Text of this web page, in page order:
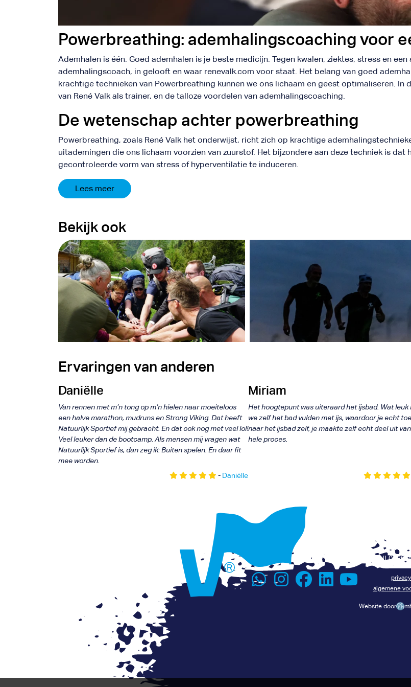
Powerbreathing: ademhalingscoaching voor
Ademhalen is één. Goed ademhalen is je beste medicijn. Tegen kwalen, ziektes, stress en
ademhalingscoach, in gelooft en waar renevalk.com voor staat. Het belang van goed
krachtige technieken van Powerbreathing kunnen we ons lichaam en geest optimaliseren.
van René Valk als trainer, en de talloze voordelen van ademhalingscoaching.
De wetenschap achter powerbreathing
Powerbreathing, zoals René Valk het onderwijst, richt zich op krachtige
uitademingen die ons lichaam voorzien van zuurstof. Het bijzondere aan deze techniek is
gecontroleerde vorm van stress of hyperventilatie te induceren.
Lees meer
Bekijk ook
Follow Me
Modules
Wim Hof
Fundamentals
Ervaringen van anderen
Daniëlle
Van rennen met m’n tong op m’n hielen naar moeiteloos
een halve marathon, mudruns en Strong Viking. Dat heeft
Natuurlijk Sportief mij gebracht. En dat ook nog met veel lol!
Veel leuker dan de bootcamp. Als mensen mij vragen wat
Natuurlijk Sportief is, dan zeg ik: Buiten spelen. En daar fit
mee worden.
- Daniëlle
Miriam
Het hoogtepunt was uiteraard het ijsbad. Wat leuk
we zelf het bad vulden met ijs, waardoor je echt
naar het ijsbad zelf, je maakte zelf echt deel uit
hele proces.
+31 6 116 075 96
info@renevalk.com
Lees het verhaal van René
KVK:
BTW:
algemene
Website door